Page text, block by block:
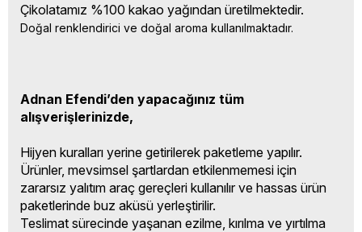
Çikolatamız %100 kakao yağından üretilmektedir.
Doğal renklendirici ve doğal aroma kullanılmaktadır.
Adnan Efendi’den yapacağınız tüm
alışverişlerinizde,
Hijyen kuralları yerine getirilerek paketleme yapılır.
Ürünler, mevsimsel şartlardan etkilenmemesi için
zararsız yalıtım araç gereçleri kullanılır ve hassas ürün
paketlerinde buz aküsü yerleştirilir.
Teslimat sürecinde yaşanan ezilme, kırılma ve yırtılma